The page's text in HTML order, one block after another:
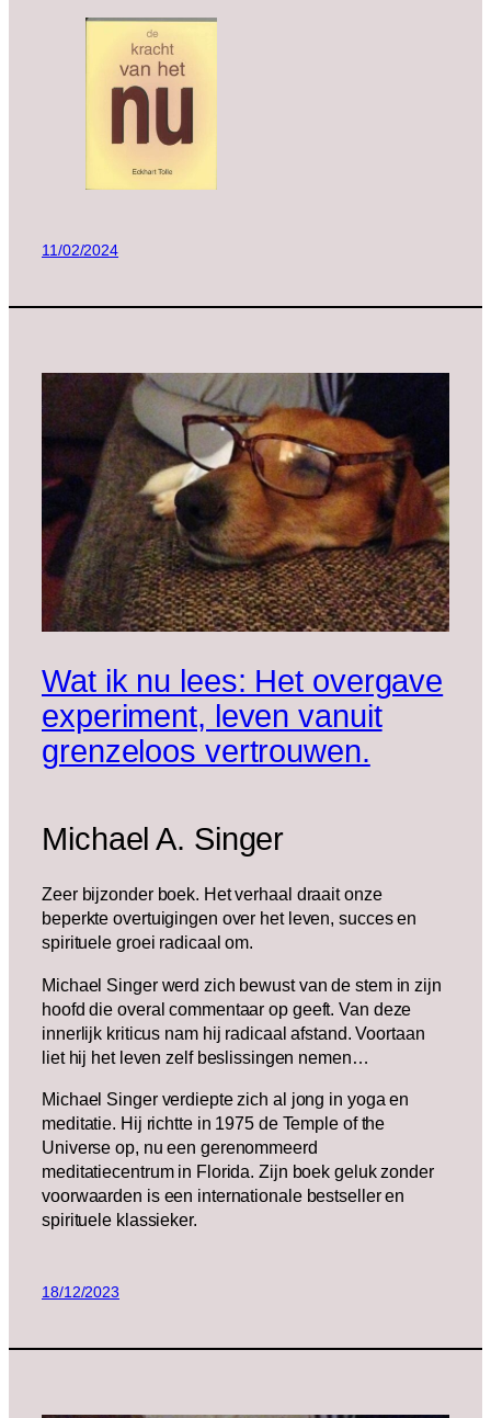
11/02/2024
Wat ik nu lees: Het overgave
experiment, leven vanuit
grenzeloos vertrouwen.
Michael A. Singer
Zeer bijzonder boek. Het verhaal draait onze
beperkte overtuigingen over het leven, succes en
spirituele groei radicaal om.
Michael Singer werd zich bewust van de stem in zijn
hoofd die overal commentaar op geeft. Van deze
innerlijk kriticus nam hij radicaal afstand. Voortaan
liet hij het leven zelf beslissingen nemen…
Michael Singer verdiepte zich al jong in yoga en
meditatie. Hij richtte in 1975 de Temple of the
Universe op, nu een gerenommeerd
meditatiecentrum in Florida. Zijn boek geluk zonder
voorwaarden is een internationale bestseller en
spirituele klassieker.
18/12/2023